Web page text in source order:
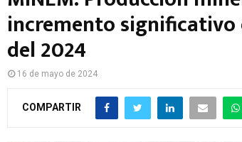
incremento
del 2024
16 de mayo de 2024
COMPARTIR